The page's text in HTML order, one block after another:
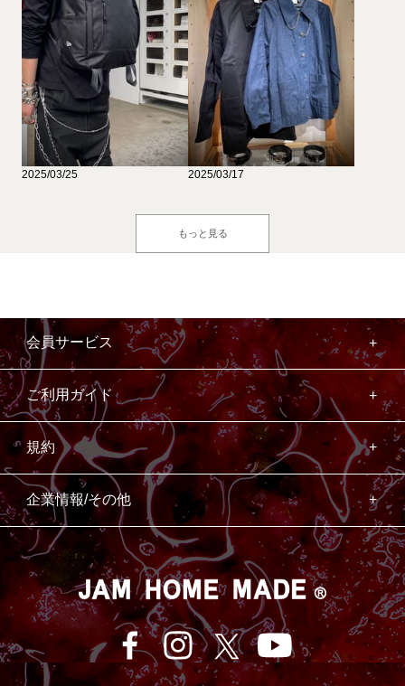
2025/03/25 2025/03/17
もっと見る
会員サービス
ご利用ガイド
規約
企業情報/その他